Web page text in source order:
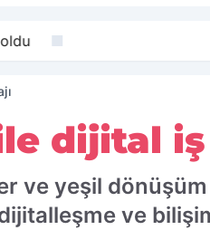
dijital
ve yeşil
dijitalleşme ve